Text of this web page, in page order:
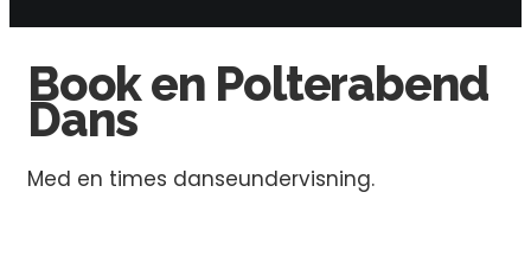
Book en Polterabend
Dans
Med en times danseundervisning.